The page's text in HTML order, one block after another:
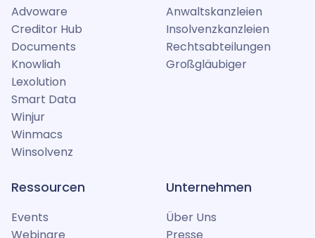
Advoware
Creditor Hub
Documents
Knowliah
Lexolution
Smart Data
Winjur
Winmacs
Winsolvenz
Anwaltskanzleien
Insolvenzkanzleien
Rechtsabteilungen
Großgläubiger
Ressourcen
Events
Unternehmen
Über Uns